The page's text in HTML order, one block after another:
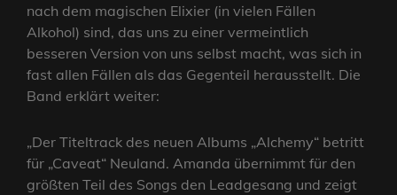
nach dem magischen Elixier (in vielen Fällen
Alkohol) sind, das uns zu einer vermeintlich
besseren Version von uns selbst macht, was sich in
fast allen Fällen als das Gegenteil herausstellt. Die
Band erklärt weiter:
„Der Titeltrack des neuen Albums „Alchemy“ betritt
für „Caveat“ Neuland. Amanda übernimmt für den
größten Teil des Songs den Leadgesang und zeigt